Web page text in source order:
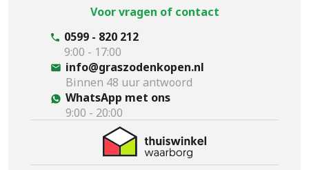
Voor vragen of contact
0599 - 820 212
9:00 - 17:00
info@graszodenkopen.nl
Binnen 48 uur antwoord
WhatsApp met ons
9:00 - 20:00